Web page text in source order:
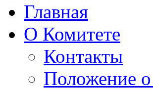
Главная
О Комитете
Контакты
Положение о